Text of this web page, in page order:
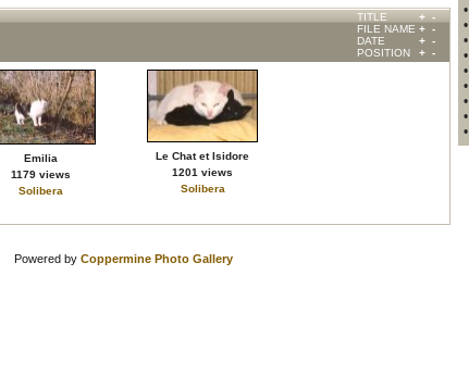
TITLE + -
FILE NAME + -
DATE
+ -
POSITION
+ -
Emilia
1179 views
Solibera
Le Chat et Isidore
1201 views
Solibera
Powered by Coppermine Photo Gallery
•
•
•
•